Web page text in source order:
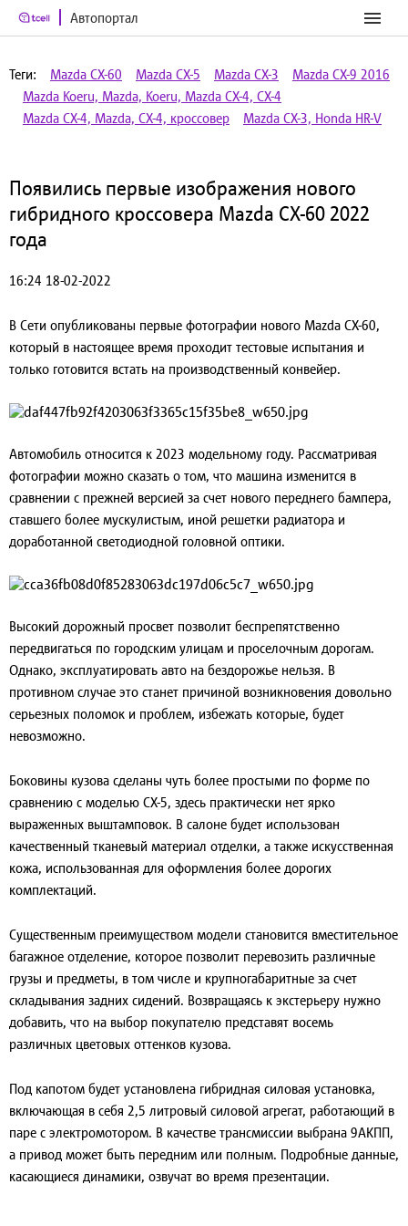
Автопортал
Теги: Mazda CX-60 Mazda CX-5 Mazda CX-3
Mazda CX-9 2016
Mazda Koeru, Mazda, Koeru, Mazda CX-4, СХ-4
Mazda CX-4, Mazda, CX-4, кроссовер
Mazda CX-3, Honda HR-V
Появились первые изображения нового
гибридного кроссовера Mazda CX-60 2022
года
16:24 18-02-2022
В Сети опубликованы первые фотографии нового Mazda CX-60,
который в настоящее время проходит тестовые испытания и
только готовится встать на производственный конвейер.
Автомобиль относится к 2023 модельному году. Рассматривая
фотографии можно сказать о том, что машина изменится в
сравнении с прежней версией за счет нового переднего бампера,
ставшего более мускулистым, иной решетки радиатора и
доработанной светодиодной головной оптики.
Высокий дорожный просвет позволит беспрепятственно
передвигаться по городским улицам и проселочным дорогам.
Однако, эксплуатировать авто на бездорожье нельзя. В
противном случае это станет причиной возникновения довольно
серьезных поломок и проблем, избежать которые, будет
невозможно.
Боковины кузова сделаны чуть более простыми по форме по
сравнению с моделью СХ-5, здесь практически нет ярко
выраженных выштамповок. В салоне будет использован
качественный тканевый материал отделки, а также искусственная
кожа, использованная для оформления более дорогих
комплектаций.
Существенным преимуществом модели становится вместительное
багажное отделение, которое позволит перевозить различные
грузы и предметы, в том числе и крупногабаритные за счет
складывания задних сидений. Возвращаясь к экстерьеру нужно
добавить, что на выбор покупателю представят восемь
различных цветовых оттенков кузова.
Под капотом будет установлена гибридная силовая установка,
включающая в себя 2,5 литровый силовой агрегат, работающий в
паре с электромотором. В качестве трансмиссии выбрана 9АКПП,
а привод может быть передним или полным. Подробные данные,
касающиеся динамики, озвучат во время презентации.